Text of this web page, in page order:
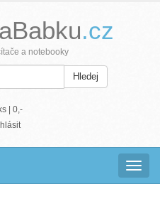
.cz
a notebooky
Hledej
| 0,-